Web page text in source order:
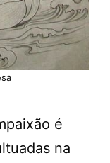
é
na